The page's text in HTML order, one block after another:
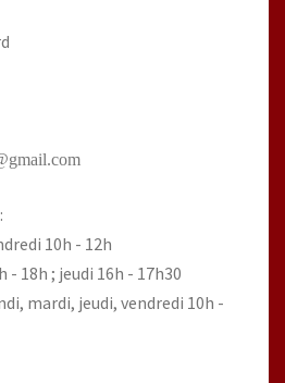
10h - 12h
18h ; jeudi 16h - 17h30
mardi, jeudi, vendredi 10h -